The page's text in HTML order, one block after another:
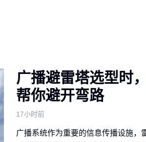
广播避雷塔选型时
帮你避开弯路
17小时前
广播系统作为重要的信息传播设施，